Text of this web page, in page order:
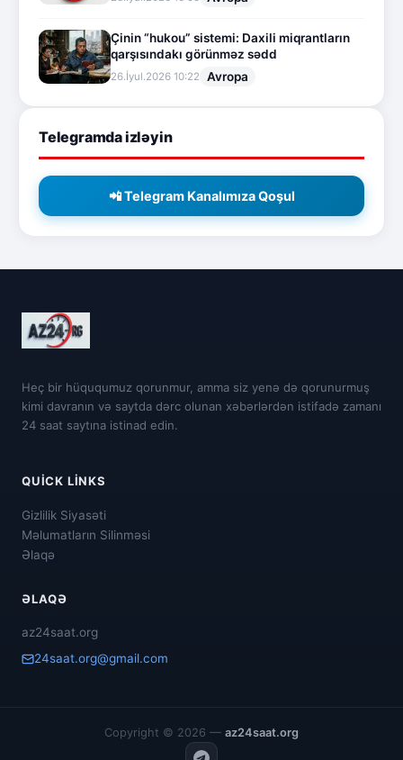
Çinin “hukou” sistemi: Daxili miqrantların
qarşısındakı görünməz sədd
26.İyul.2026 10:22 Avropa
Telegramda izləyin
📲 Telegram Kanalımıza Qoşul
Heç bir hüququmuz qorunmur, amma siz yenə də qorunurmuş
kimi davranın və saytda dərc olunan xəbərlərdən istifadə zamanı
24 saat saytına istinad edin.
QUICK LINKS
Gizlilik Siyasəti
Məlumatların Silinməsi
Əlaqə
ƏLAQƏ
az24saat.org
24saat.org@gmail.com
Copyright © 2026 — az24saat.org